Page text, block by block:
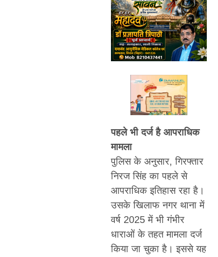
पहले भी दर्ज है आपराधिक
मामला
पुलिस के अनुसार, गिरफ्तार
निरज सिंह का पहले से
आपराधिक इतिहास रहा है।
उसके खिलाफ नगर थाना में
वर्ष 2025 में भी गंभीर
धाराओं के तहत मामला दर्ज
किया जा चुका है। इससे यह